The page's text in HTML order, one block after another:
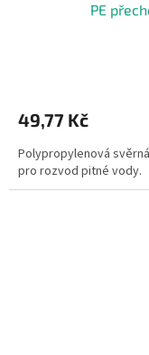
PE
49,77 Kč
Polypropylenová
pro rozvod pitné vody.